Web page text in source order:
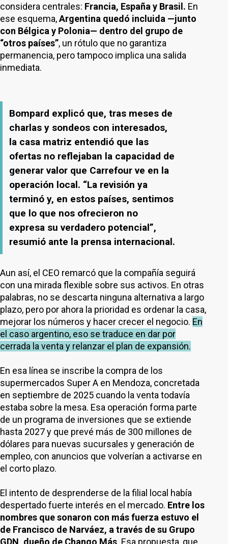
considera centrales: Francia, España y Brasil. En
ese esquema,Argentina quedó incluida —junto
con Bélgica y Polonia— dentro del grupo de
“otros países”, un rótulo que no garantiza
permanencia, pero tampoco implica una salida
inmediata.
Bompard explicó que, tras meses de
charlas y sondeos con interesados,
la casa matriz entendió que las
ofertas no reflejaban la capacidad de
generar valor que Carrefour ve en la
operación local. “La revisión ya
terminó y, en estos países, sentimos
que lo que nos ofrecieron no
expresa su verdadero potencial”,
resumió ante la prensa internacional.
Aun así, el CEO remarcó que la compañía seguirá
con una mirada flexible sobre sus activos. En otras
palabras, no se descarta ninguna alternativa a largo
plazo, pero por ahora la prioridad es ordenar la casa,
mejorar los números y hacer crecer el negocio. En
el caso argentino, eso se traduce en dar por
cerrada la venta y relanzar el plan de expansión.
En esa línea se inscribe la compra de los
supermercados Super A en Mendoza, concretada
en septiembre de 2025 cuando la venta todavía
estaba sobre la mesa. Esa operación forma parte
de un programa de inversiones que se extiende
hasta 2027 y que prevé más de 300 millones de
dólares para nuevas sucursales y generación de
empleo, con anuncios que volverían a activarse en
el corto plazo.
El intento de desprenderse de la filial local había
despertado fuerte interés en el mercado. Entre los
nombres que sonaron con más fuerza estuvo el
de Francisco de Narváez, a través de su Grupo
GDN, dueño de Chango Más . Esa propuesta, que